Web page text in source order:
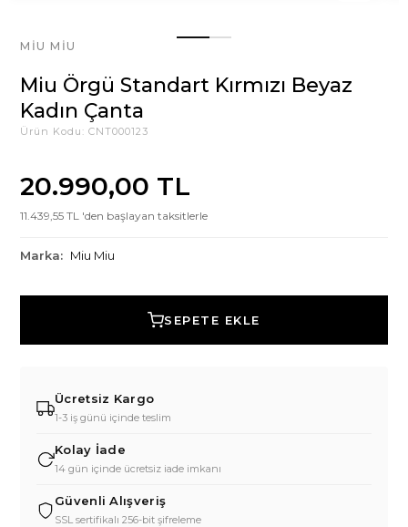
MIU MIU
Miu Örgü Standart Kırmızı Beyaz
Kadın Çanta
Ürün Kodu: CNT000123
20.990,00 TL
11.439,55 TL 'den başlayan taksitlerle
Marka: Miu Miu
SEPETE EKLE
Ücretsiz Kargo
1-3 iş günü içinde teslim
Kolay İade
14 gün içinde ücretsiz iade imkanı
Güvenli Alışveriş
SSL sertifikalı 256-bit şifreleme